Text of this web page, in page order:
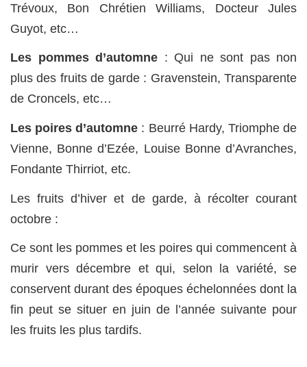
Trévoux, Bon Chrétien Williams, Docteur Jules
Guyot, etc…
Les pommes d’automne : Qui ne sont pas non
plus des fruits de garde : Gravenstein, Transparente
de Croncels, etc…
Les poires d’automne : Beurré Hardy, Triomphe de
Vienne, Bonne d’Ezée, Louise Bonne d’Avranches,
Fondante Thirriot, etc.
Les fruits d’hiver et de garde, à récolter courant
octobre :
Ce sont les pommes et les poires qui commencent à
murir vers décembre et qui, selon la variété, se
conservent durant des époques échelonnées dont la
fin peut se situer en juin de l’année suivante pour
les fruits les plus tardifs.